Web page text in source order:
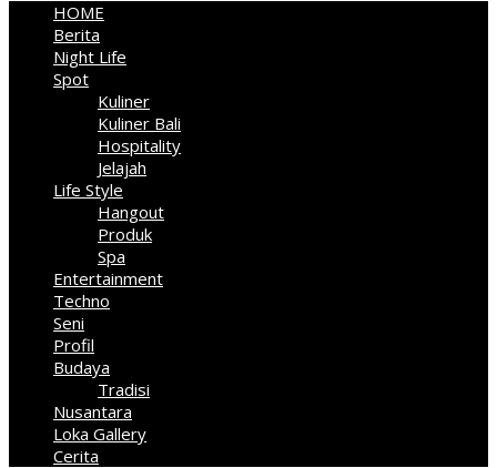
HOME
Berita
Night Life
Spot
Kuliner
Kuliner Bali
Hospitality
Jelajah
Life Style
Hangout
Produk
Spa
Entertainment
Techno
Seni
Profil
Budaya
Tradisi
Nusantara
Loka Gallery
Cerita